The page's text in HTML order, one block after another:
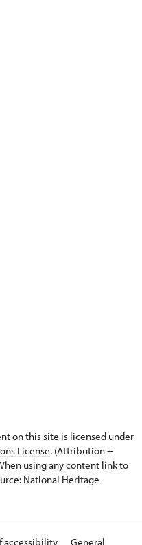
on this site is licensed under
License. (Attribution +
using any content link to
National Heritage
accessibility General